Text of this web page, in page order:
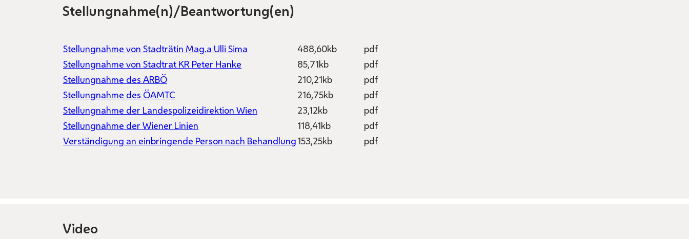
Stellungnahme(n)/Beantwortung(en)
Stellungnahme von Stadträtin Mag.a Ulli Sima 488,60kb
pdf
Stellungnahme von Stadtrat KR Peter Hanke
85,71kb
pdf
Stellungnahme des ARBÖ
210,21kb
pdf
Stellungnahme des ÖAMTC
216,75kb
pdf
Stellungnahme der Landespolizeidirektion Wien
23,12kb
pdf
Stellungnahme der Wiener Linien
118,41kb
pdf
Verständigung an einbringende Person nach Behandlung153,25kb pdf
Video